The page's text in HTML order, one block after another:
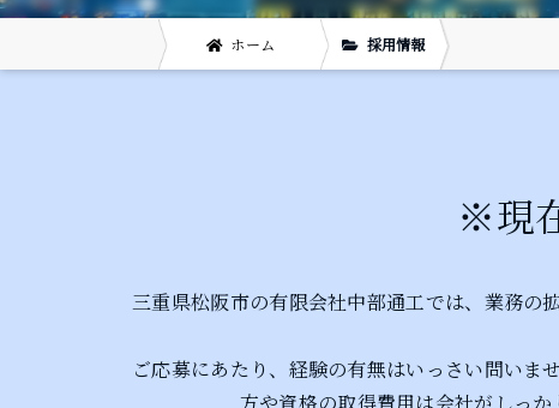
ホーム 採用情報
※現
三重県松阪市の有限会社中部通工では、業務の
ご応募にあたり、経験の有無はいっさい問いま
方や資格の取得費用は会社がしっ